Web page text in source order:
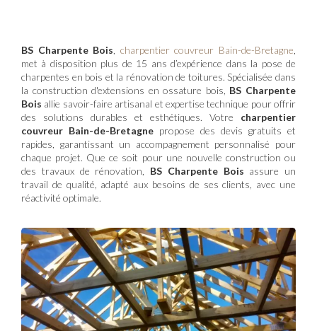
BS Charpente Bois charpentier couvreur Bain-de-Bretagne
met à disposition plus de 15 ans d’expérience dans la pose de
charpentes en bois et la rénovation de toitures. Spécialisée dans
la construction d'extensions en ossature bois, BS Charpente
Bois allie savoir-faire artisanal et expertise technique pour offrir
des solutions durables et esthétiques. Votre charpentier
couvreur Bain-de-Bretagne propose des devis gratuits et
rapides, garantissant un accompagnement personnalisé pour
chaque projet. Que ce soit pour une nouvelle construction ou
des travaux de rénovation, BS Charpente Bois assure un
travail de qualité, adapté aux besoins de ses clients, avec une
réactivité optimale.